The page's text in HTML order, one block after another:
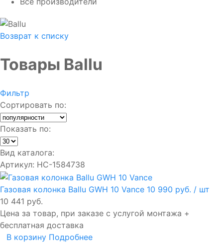
Возврат к списку
Товары Ballu
Фильтр
Сортировать по:
Показать по:
Вид каталога:
Артикул: НС-1584738
Газовая колонка Ballu GWH 10 Vance 10 990 руб. / шт
10 441 руб.
Цена за товар, при заказе с услугой монтажа +
бесплатная доставка
В корзину Подробнее